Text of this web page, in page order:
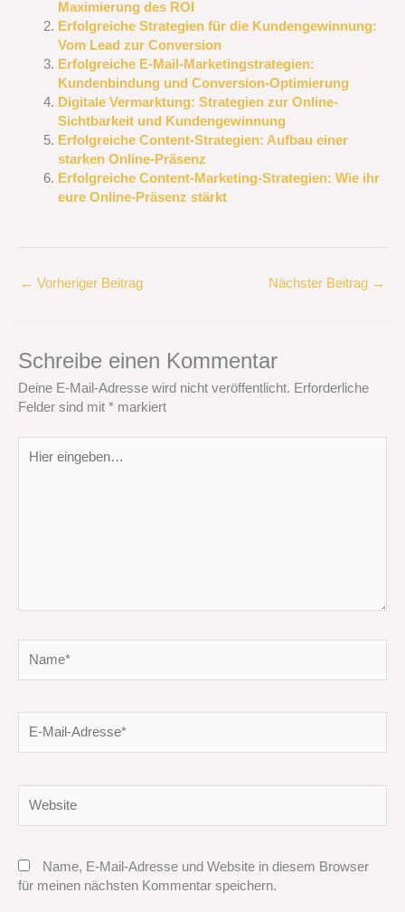
Maximierung des ROI
Erfolgreiche Strategien für die Kundengewinnung:
Vom Lead zur Conversion
Erfolgreiche E-Mail-Marketingstrategien:
Kundenbindung und Conversion-Optimierung
Digitale Vermarktung: Strategien zur Online-
Sichtbarkeit und Kundengewinnung
Erfolgreiche Content-Strategien: Aufbau einer
starken Online-Präsenz
Erfolgreiche Content-Marketing-Strategien: Wie ihr
eure Online-Präsenz stärkt
← Vorheriger Beitrag Nächster Beitrag →
Schreibe einen Kommentar
Deine E-Mail-Adresse wird nicht veröffentlicht. Erforderliche
Felder sind mit * markiert
eingeben…
Mail-
Name, E-Mail-Adresse und Website in diesem Browser
für meinen nächsten Kommentar speichern.